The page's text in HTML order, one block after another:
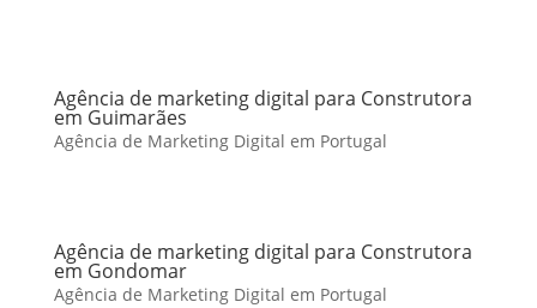
Agência de marketing digital para Construtora
em Guimarães
Agência de Marketing Digital em Portugal
Agência de marketing digital para Construtora
em Gondomar
Agência de Marketing Digital em Portugal